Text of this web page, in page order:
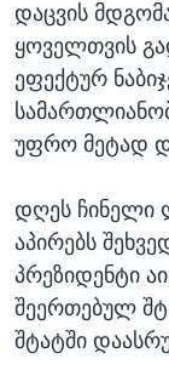
დაცვის
ყოველთვის
ეფექტურ
უფრო მეტად
დღეს ჩინელი
აპირებს
პრეზიდენტი
შეერთებულ
შტატში